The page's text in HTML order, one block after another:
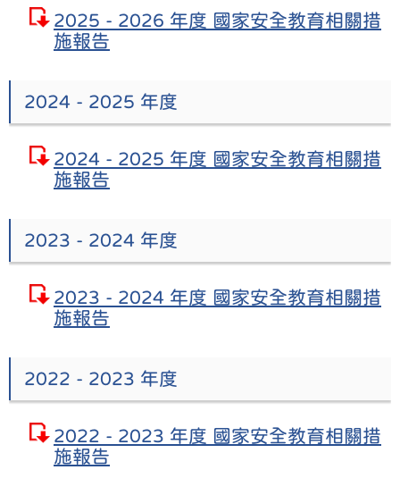
2025 - 2026 年度 國家安全教育相關措
施報告
2024 - 2025 年度
2024 - 2025 年度 國家安全教育相關措
施報告
2023 - 2024 年度
2023 - 2024 年度 國家安全教育相關措
施報告
2022 - 2023 年度
2022 - 2023 年度 國家安全教育相關措
施報告